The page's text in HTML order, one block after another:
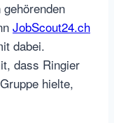
JobScout24.ch
dabei.
dass Ringier
hielte,